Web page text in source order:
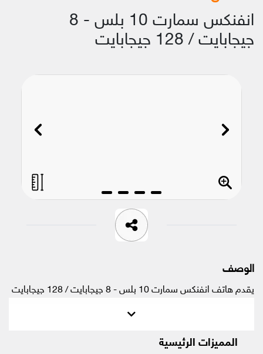
انفنكس سمارت 10 بلس - 8
جيجابايت / 128 جيجابايت
الوصف
يقدم هاتف انفنكس سمارت 10 بلس - 8 جيجابايت / 128 جيجابايت
بوصة، ورسوماته المتحركة السلسة، وذاكرة وسعة تخزين سخيتين،
الهاتف لأداء المهام اليومية، والبث المباشر، وغيرها الكثير. يوفر هذا
المميزات الرئيسية